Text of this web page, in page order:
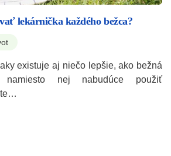
lekárnička každého bežca?
existuje aj niečo lepšie, ako bežná
namiesto nej nabudúce použiť